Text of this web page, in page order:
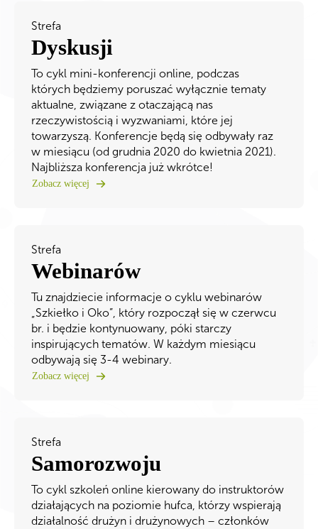
Strefa
Dyskusji
To cykl mini-konferencji online, podczas
których będziemy poruszać wyłącznie tematy
aktualne, związane z otaczającą nas
rzeczywistością i wyzwaniami, które jej
towarzyszą. Konferencje będą się odbywały raz
w miesiącu (od grudnia 2020 do kwietnia 2021).
Najbliższa konferencja już wkrótce!
Zobacz więcej
Strefa
Webinarów
Tu znajdziecie informacje o cyklu webinarów
„Szkiełko i Oko”, który rozpoczął się w czerwcu
br. i będzie kontynuowany, póki starczy
inspirujących tematów. W każdym miesiącu
odbywają się 3-4 webinary.
Zobacz więcej
Strefa
Samorozwoju
To cykl szkoleń online kierowany do instruktorów
działających na poziomie hufca, którzy wspierają
działalność drużyn i drużynowych – członków